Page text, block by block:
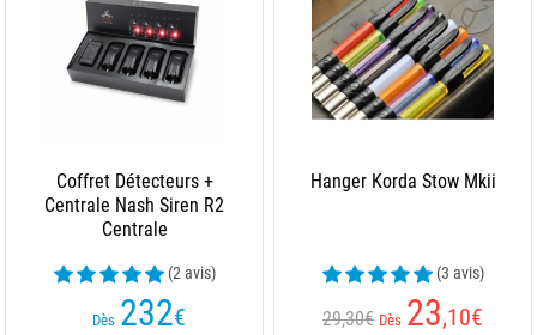
Coffret Détecteurs +
Centrale Nash Siren R2
Centrale
(2 avis)
Dès 232€
Hanger Korda Stow Mkii
(3 avis)
29,30€ Dès 23,10€